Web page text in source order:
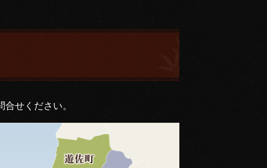
せください。